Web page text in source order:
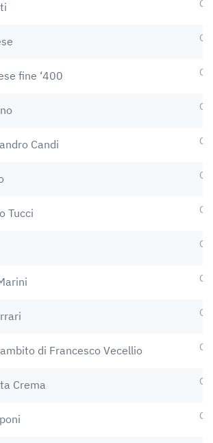
fine ‘400
Candi
Tucci
di Francesco Vecellio
Crema